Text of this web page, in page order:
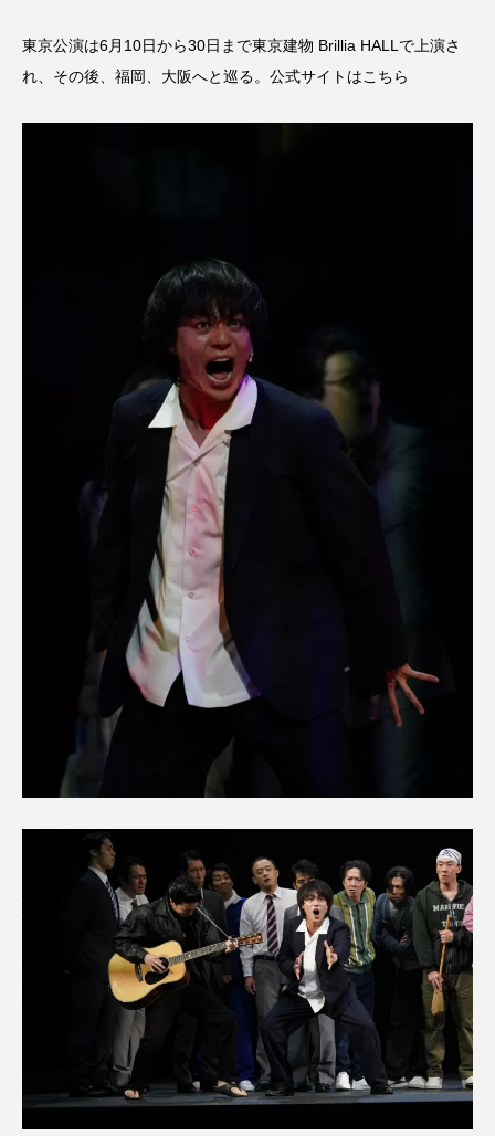
東京公演は6月10日から30日まで東京建物 Brillia HALLで上演さ
れ、その後、福岡、大阪へと巡る。 公式サイトはこちら